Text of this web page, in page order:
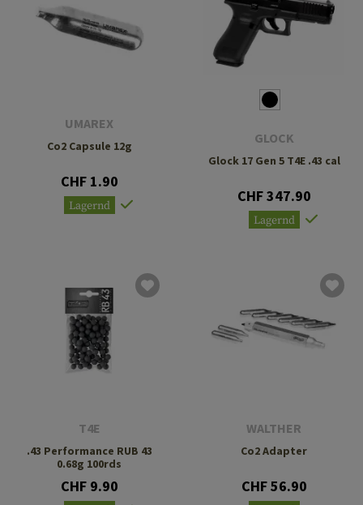
UMAREX
Co2 Capsule 12g
CHF 1.90
Lagernd
GLOCK
Glock 17 Gen 5 T4E .43 cal
CHF 347.90
Lagernd
T4E
.43 Performance RUB 43
0.68g 100rds
CHF 9.90
WALTHER
Co2 Adapter
CHF 56.90